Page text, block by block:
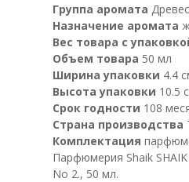
Группа аромата
Назначение аромата
Вес товара с
Объем товара 50 мл
Ширина упаковки 4.4
Высота упаковки 10.5
Срок годности 108
Страна производства
Комплектация
Парфюмерия Shaik
No 2., 50 мл.